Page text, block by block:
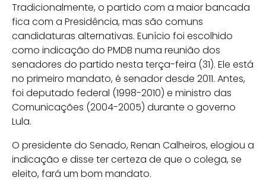
Tradicionalmente, o partido com a maior bancada
fica com a Presidência, mas são comuns
candidaturas alternativas. Eunício foi escolhido
como indicação do PMDB numa reunião dos
senadores do partido nesta terça-feira (31). Ele está
no primeiro mandato, é senador desde 2011. Antes,
foi deputado federal (1998-2010) e ministro das
Comunicações (2004-2005) durante o governo
Lula.
O presidente do Senado, Renan Calheiros, elogiou a
indicação e disse ter certeza de que o colega, se
eleito, fará um bom mandato.